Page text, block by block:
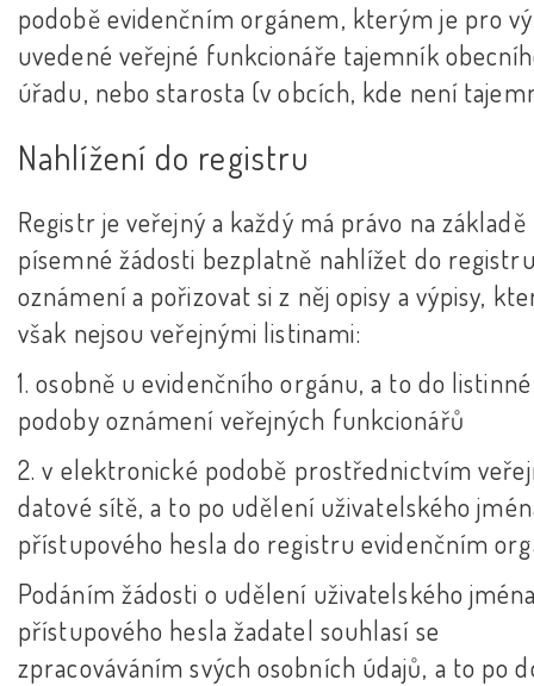
podobě evidenčním orgánem, kterým je pro
uvedené veřejné funkcionáře tajemník
úřadu, nebo starosta (v obcích, kde není
Nahlížení do registru
Registr je veřejný a každý má právo na základě
písemné žádosti bezplatně nahlížet do
oznámení a pořizovat si z něj opisy a výpisy,
však nejsou veřejnými listinami:
1. osobně u evidenčního orgánu, a to do listinné
podoby oznámení veřejných funkcionářů
2. v elektronické podobě prostřednictvím
datové sítě, a to po udělení uživatelského
přístupového hesla do registru evidenčním
Podáním žádosti o udělení uživatelského
přístupového hesla žadatel souhlasí se
zpracováváním svých osobních údajů, a to po